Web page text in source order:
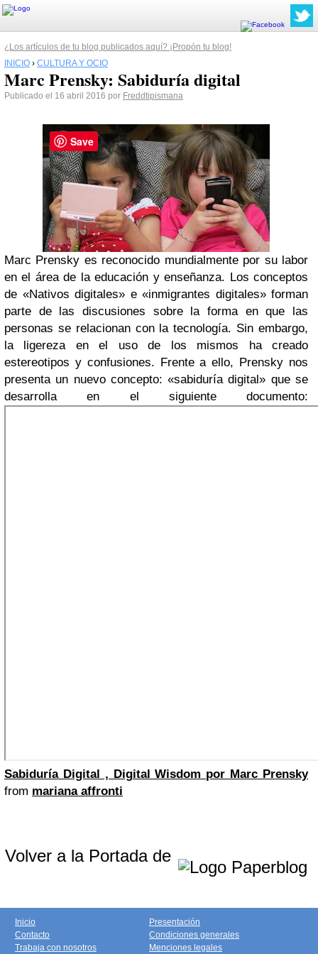
¿Los artículos de tu blog publicados aquí? ¡Propón tu blog!
INICIO › CULTURA Y OCIO
Marc Prensky: Sabiduría digital
Publicado el 16 abril 2016 por Freddtipismana
Marc Prensky es reconocido mundialmente por su labor
en el área de la educación y enseñanza. Los conceptos
de «Nativos digitales» e «inmigrantes digitales» forman
parte de las discusiones sobre la forma en que las
personas se relacionan con la tecnología. Sin embargo,
la ligereza en el uso de los mismos ha creado
estereotipos y confusiones. Frente a ello, Prensky nos
presenta un nuevo concepto: «sabiduría digital» que se
desarrolla en el siguiente documento:
Sabiduría Digital , Digital Wisdom por Marc Prensky
from mariana affronti
Volver a la Portada de
Inicio
Contacto
Trabaja con nosotros
Presentación
Condiciones generales
Menciones legales
Save